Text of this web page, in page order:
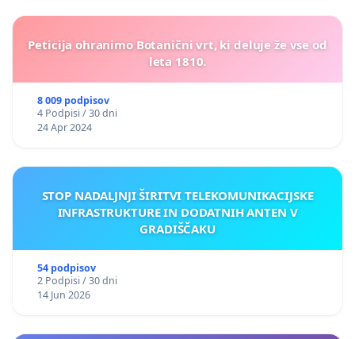
Peticija ohranimo Botanični vrt, ki deluje že vse od
leta 1810.
8 009 podpisov
4 Podpisi / 30 dni
24 Apr 2024
STOP NADALJNJI ŠIRITVI TELEKOMUNIKACIJSKE
INFRASTRUKTURE IN DODATNIH ANTEN V
GRADIŠČAKU
54 podpisov
2 Podpisi / 30 dni
14 Jun 2026